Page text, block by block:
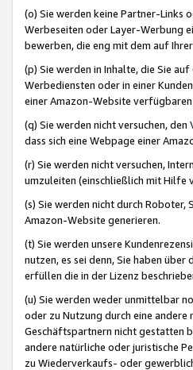
(o) Sie werden keine Partner-Links
Werbeseiten oder Layer-Werbung
bewerben, die eng mit dem auf
(p) Sie werden in Inhalte, die Sie
Werbediensten oder in einer
einer Amazon-Website
(q) Sie werden nicht versuchen, den
dass sich eine Webpage einer
(r) Sie werden nicht versuchen,
umzuleiten (einschließlich mit
(s) Sie werden nicht durch
Amazon-Website generieren.
(t) Sie werden unsere
nutzen, es sei denn, Sie haben
erfüllen die in der Lizenz
(u) Sie werden weder unmittelbar
oder zu Nutzung durch eine andere
Geschäftspartnern nicht gestatten
andere natürliche oder juristische
zu Wiederverkaufs- oder